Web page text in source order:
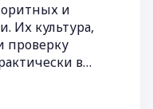
и
Их культура,
проверку
в